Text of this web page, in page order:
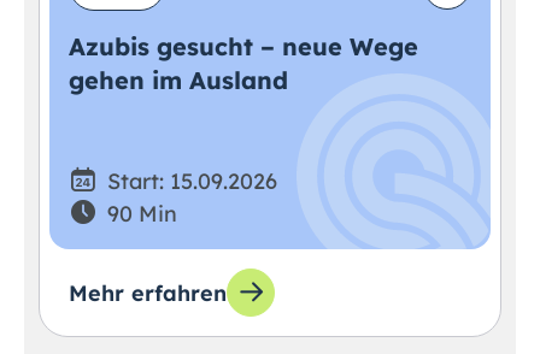
Azubis gesucht – neue Wege
gehen im Ausland
Start: 15.09.2026
90 Min
Mehr erfahren